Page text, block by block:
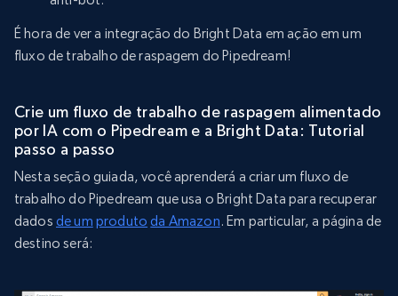
É hora de ver a integração do Bright Data em ação em um
fluxo de trabalho de raspagem do Pipedream!
Crie um fluxo de trabalho de raspagem alimentado
por IA com o Pipedream e a Bright Data: Tutorial
passo a passo
Nesta seção guiada, você aprenderá a criar um fluxo de
trabalho do Pipedream que usa o Bright Data para recuperar
dados de um produto da Amazon. Em particular, a página de
destino será: